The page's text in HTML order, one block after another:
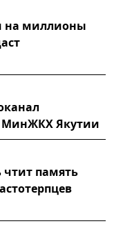
на миллионы
МинЖКХ Якутии
чтит память